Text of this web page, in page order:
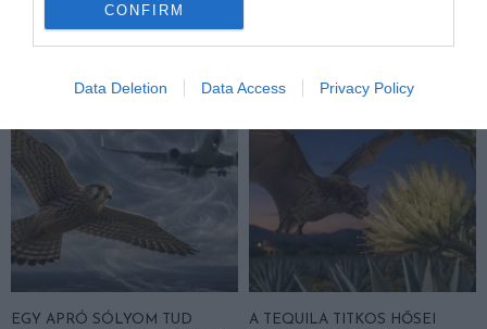
CONFIRM
Data Deletion Data Access Privacy Policy
2026-07-27
2026-07-15
EGY APRÓ SÓLYOM TUD
A TEQUILA TITKOS HŐSEI